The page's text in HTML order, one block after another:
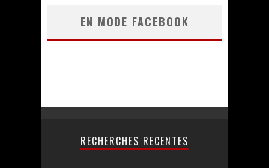
EN MODE FACEBOOK
RECHERCHES RECENTES